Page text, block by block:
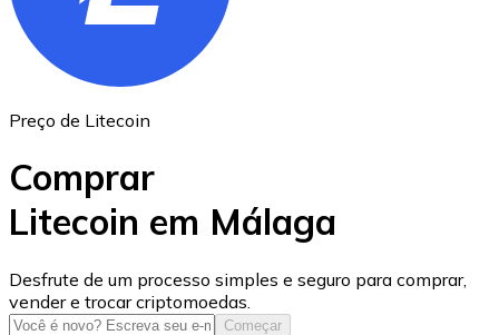
USD Coin
USDC
Preço de Litecoin
Comprar
Litecoin em Málaga
Desfrute de um processo simples e seguro para comprar,
vender e trocar criptomoedas.
Começar